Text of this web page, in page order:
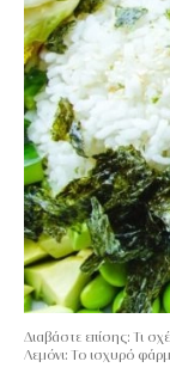
Διαβάστε επίσης: Τι
Λεμόνι: Το ισχυρό